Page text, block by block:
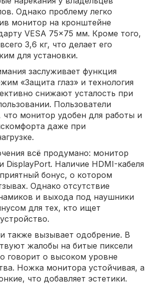
Однако проблему легко
монитор на кронштейне
VESA 75x75 мм. Кроме того,
3,6 кг, что делает его
для установки.
заслуживает функция
«Защита глаз» и технология
снижают усталость при
Пользователи
монитор удобен для работы и
даже при
всё продумано: монитор
DisplayPort. Наличие HDMI-кабеля
бонус, о котором
Однако отсутствие
и выхода под наушники
для тех, кто ищет
также вызывает одобрение. В
жалобы на битые пиксели
говорит о высоком уровне
Ножка монитора устойчивая, а
что добавляет эстетики.